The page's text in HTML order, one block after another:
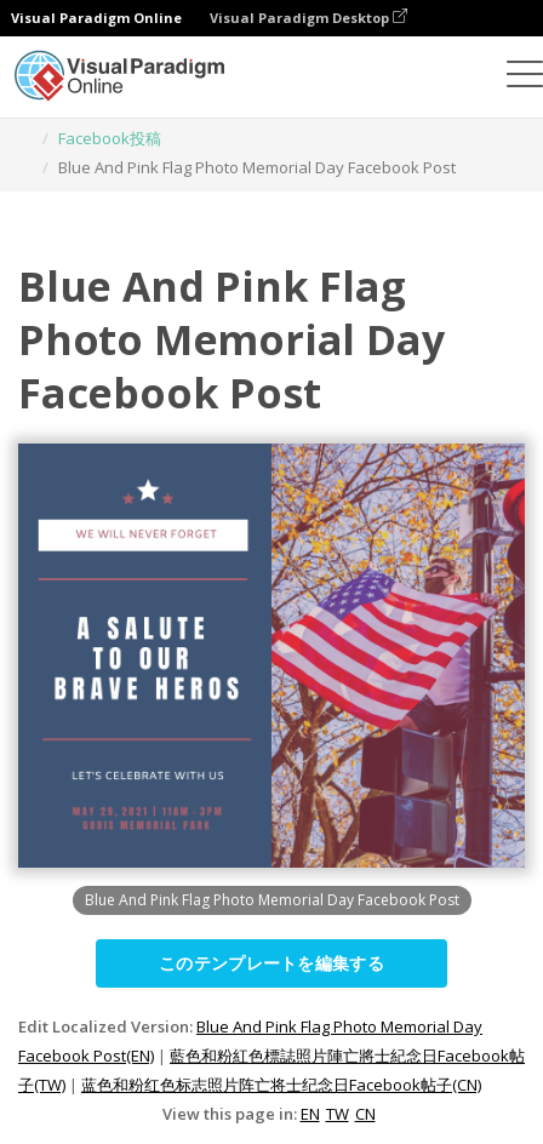
Visual Paradigm Online Visual Paradigm Desktop
Facebook投稿
Blue And Pink Flag Photo Memorial Day Facebook Post
Blue And Pink Flag
Photo Memorial Day
Facebook Post
Blue And Pink Flag Photo Memorial Day Facebook Post
このテンプレートを編集する
Edit Localized Version:Blue And Pink Flag Photo Memorial Day
Facebook Post(EN) | 藍色和粉紅色標誌照片陣亡將士紀念日Facebook帖
子(TW) | 蓝色和粉红色标志照片阵亡将士纪念日Facebook帖子(CN)
View this page in:EN TW CN